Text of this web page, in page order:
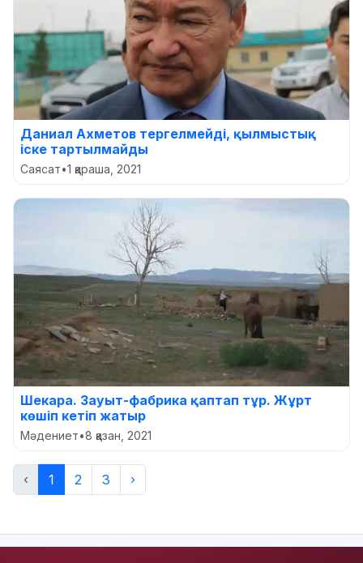
Даниал Ахметов тергелмейді, қылмыстық
іске тартылмайды
Саясат•1 қараша, 2021
Шекара. Зауыт-фабрика қаптап тұр. Жұрт
көшіп кетіп жатыр
Мәдениет•8 қазан, 2021
‹ 1 2 3 ›